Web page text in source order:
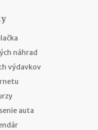
náhrad
výdavkov
auta